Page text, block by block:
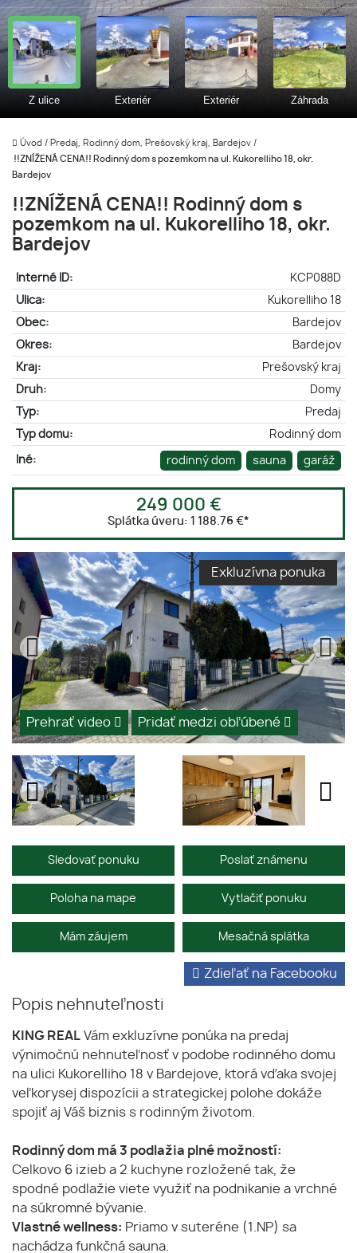
Úvod / Predaj, Rodinný dom, Prešovský kraj, Bardejov /
!!ZNÍŽENÁ CENA!! Rodinný dom s pozemkom na ul. Kukorelliho 18, okr.
Bardejov
!!ZNÍŽENÁ CENA!! Rodinný dom s
pozemkom na ul. Kukorelliho 18, okr.
Bardejov
Interné ID:
KCP088D
Ulica:
Kukorelliho 18
Obec:
Bardejov
Okres:
Bardejov
Kraj:
Prešovský kraj
Druh:
Domy
Typ:
Predaj
Typ domu:
Rodinný dom
Iné: rodinný dom sauna garáž
249 000 €
Splátka úveru: 1 188.76 €*
Exkluzívna ponuka
Prehrať video Pridať medzi obľúbené
Sledovať ponuku Poslať známenu
Poloha na mape Vytlačiť ponuku
Mám záujem Mesačná splátka
Popis nehnuteľnosti
Zdieľať na Facebooku
KING REAL Vám exkluzívne ponúka na predaj
výnimočnú nehnuteľnosť v podobe rodinného domu
na ulici Kukorelliho 18 v Bardejove, ktorá vďaka svojej
veľkorysej dispozícii a strategickej polohe dokáže
spojiť aj Váš biznis s rodinným životom.
Rodinný dom má 3 podlažia plné možností:
Celkovo 6 izieb a 2 kuchyne rozložené tak, že
spodné podlažie viete využiť na podnikanie a vrchné
na súkromné bývanie.
Vlastné wellness: Priamo v suteréne (1.NP) sa
nachádza funkčná sauna.